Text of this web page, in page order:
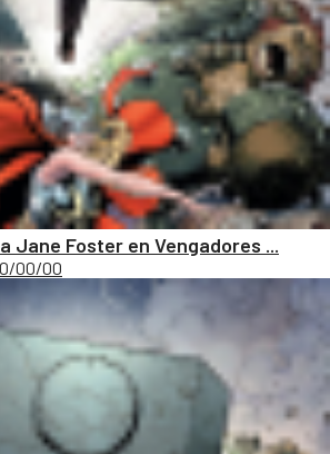
Jane Foster en Vengadores ...
0/00/00